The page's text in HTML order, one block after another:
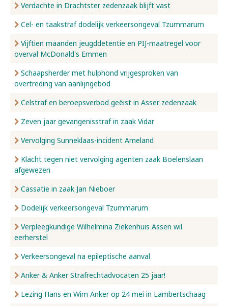
Verdachte in Drachtster zedenzaak blijft vast
Cel- en taakstraf dodelijk verkeersongeval Tzummarum
Vijftien maanden jeugddetentie en PIJ-maatregel voor
overval McDonald's Emmen
Schaapsherder met hulphond vrijgesproken van
overtreding van aanlijngebod
Celstraf en beroepsverbod geëist in Asser zedenzaak
Zeven jaar gevangenisstraf in zaak Vidar
Vervolging Sunneklaas-incident Ameland
Klacht tegen niet vervolging agenten zaak Boelenslaan
afgewezen
Cassatie in zaak Jan Nieboer
Dodelijk verkeersongeval Tzummarum
Verpleegkundige Wilhelmina Ziekenhuis Assen wil
eerherstel
Verkeersongeval na epileptische aanval
Anker & Anker Strafrechtadvocaten 25 jaar!
Lezing Hans en Wim Anker op 24 mei in Lambertschaag